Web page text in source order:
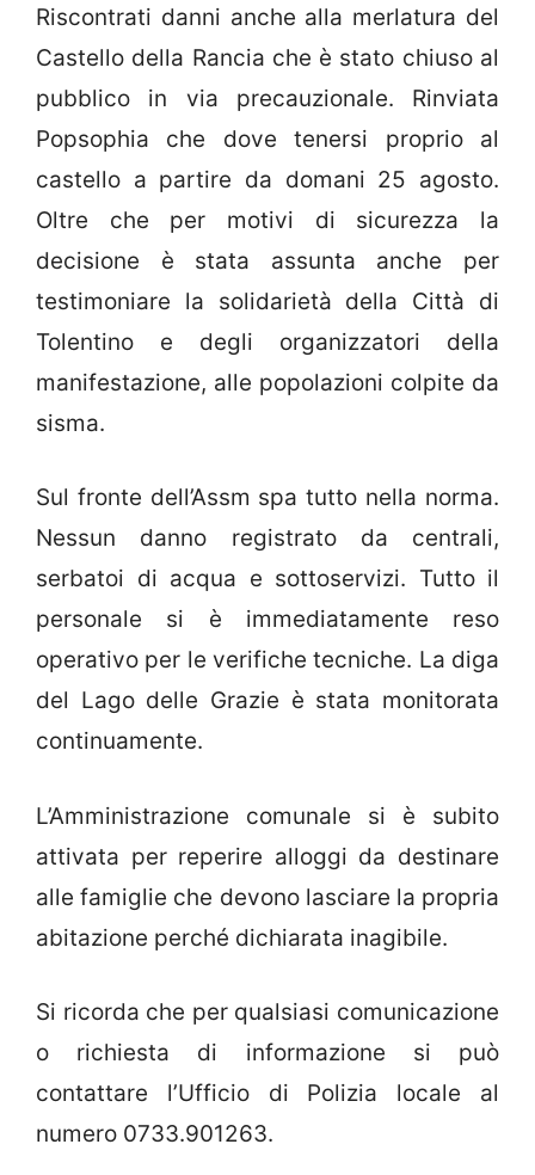
Riscontrati danni anche alla merlatura del
Castello della Rancia che è stato chiuso al
pubblico in via precauzionale. Rinviata
Popsophia che dove tenersi proprio al
castello a partire da domani 25 agosto.
Oltre che per motivi di sicurezza la
decisione è stata assunta anche per
testimoniare la solidarietà della Città di
Tolentino e degli organizzatori della
manifestazione, alle popolazioni colpite da
sisma.
Sul fronte dell’Assm spa tutto nella norma.
Nessun danno registrato da centrali,
serbatoi di acqua e sottoservizi. Tutto il
personale si è immediatamente reso
operativo per le verifiche tecniche. La diga
del Lago delle Grazie è stata monitorata
continuamente.
L’Amministrazione comunale si è subito
attivata per reperire alloggi da destinare
alle famiglie che devono lasciare la propria
abitazione perché dichiarata inagibile.
Si ricorda che per qualsiasi comunicazione
o richiesta di informazione si può
contattare l’Ufficio di Polizia locale al
numero 0733.901263.